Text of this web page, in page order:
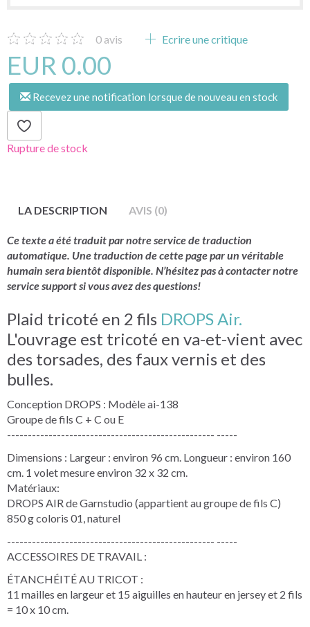
0 avis Ecrire une critique
EUR 0.00
Recevez une notification lorsque de nouveau en stock
Rupture de stock
LA DESCRIPTION AVIS (0)
Ce texte a été traduit par notre service de traduction
automatique. Une traduction de cette page par un véritable
humain sera bientôt disponible. N’hésitez pas à contacter notre
service support si vous avez des questions!
Plaid tricoté en 2 fils DROPS Air.
L'ouvrage est tricoté en va-et-vient avec
des torsades, des faux vernis et des
bulles.
Conception DROPS : Modèle ai-138
Groupe de fils C + C ou E
-------------------------------------------------- -----
Dimensions : Largeur : environ 96 cm. Longueur : environ 160
cm. 1 volet mesure environ 32 x 32 cm.
Matériaux:
DROPS AIR de Garnstudio (appartient au groupe de fils C)
850 g coloris 01, naturel
-------------------------------------------------- -----
ACCESSOIRES DE TRAVAIL :
ÉTANCHÉITÉ AU TRICOT :
11 mailles en largeur et 15 aiguilles en hauteur en jersey et 2 fils
= 10 x 10 cm.